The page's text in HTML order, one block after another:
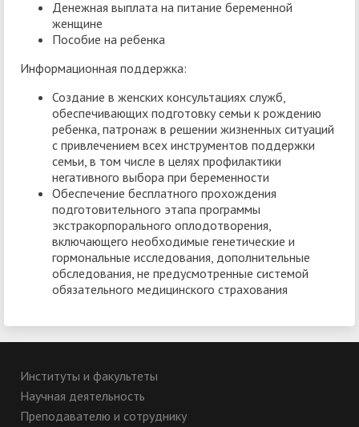
Денежная выплата на питание беременной
женщине
Пособие на ребенка
Информационная поддержка:
Создание в женских консультациях служб,
обеспечивающих подготовку семьи к рождению
ребенка, патронаж в решении жизненных ситуаций
с привлечением всех инструментов поддержки
семьи, в том числе в целях профилактики
негативного выбора при беременности
Обеспечение бесплатного прохождения
подготовительного этапа программы
экстракорпорального оплодотворения,
включающего необходимые генетические и
гормональные исследования, дополнительные
обследования, не предусмотренные системой
обязательного медицинского страхования
Институты и факультеты
Научная деятельность
Преподавателю и сотруднику